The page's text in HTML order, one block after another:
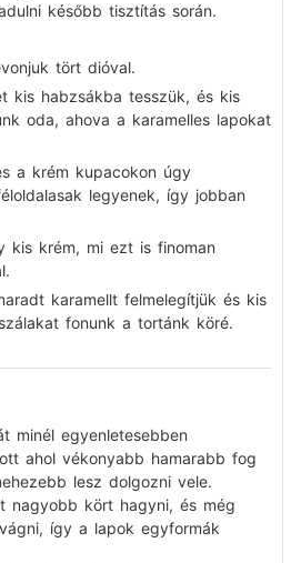
később tisztítás során.
tört dióval.
kis habzsákba tesszük, és kis
oda, ahova a karamelles lapokat
a krém kupacokon úgy
legyenek, így jobban
kis krém, mi ezt is finoman
karamellt felmelegítjük és kis
fonunk a tortánk köré.
minél egyenletesebben
ahol vékonyabb hamarabb fog
lesz dolgozni vele.
nagyobb kört hagyni, és még
így a lapok egyformák